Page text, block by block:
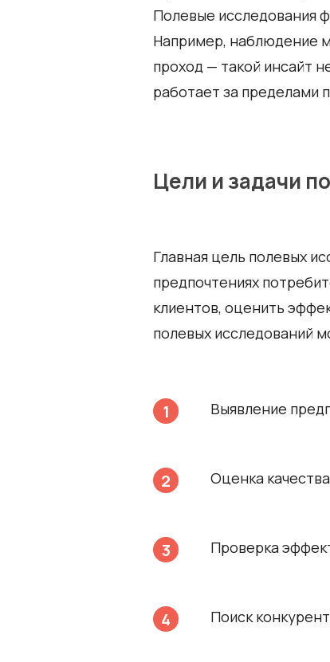
Полевые исследования
Например, наблюдение
проход — такой инсайт
работает за пределами
Цели и задачи
Главная цель полевых
предпочтениях
клиентов, оценить
полевых исследований
Выявление
Оценка
Проверка
Поиск